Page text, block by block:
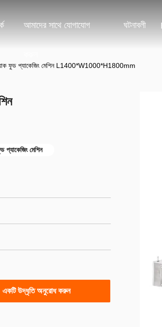
আমাদের সাথে যোগাযোগ ঘটনাবলী
ফুড প্যাকেজিং মেশিন L1400*W1000*H1800mm
প্যাকেজিং মেশিন
একটি উদ্ধৃতি অনুরোধ করুন